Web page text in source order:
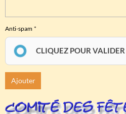
Anti-spam
CLIQUEZ POUR VALIDER
Ajouter